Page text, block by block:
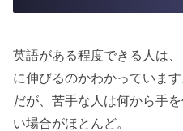
英語がある程度できる人は
に伸びるのかわかっています
だが、苦手な人は何から手
い場合がほとんど。